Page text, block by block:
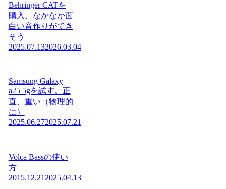
Behringer CATを
購入、なかなか面
白い音作りができ
そう
2025.07.132026.03.04
Samsung Galaxy
a25 5gを試す。正
直、重い（物理的
に）
2025.06.272025.07.21
Volca Bassの使い
方
2015.12.21 2025.04.13